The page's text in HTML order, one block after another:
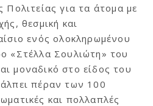
για τα άτομα με
θεσμική και
ενός ολοκληρωμένου
«Στέλλα Σουλιώτη» του
μοναδικό στο είδος του
πέραν των 100
και πολλαπλές